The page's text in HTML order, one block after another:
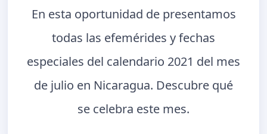
En esta oportunidad de presentamos
todas las efemérides y fechas
especiales del calendario 2021 del mes
de julio en Nicaragua. Descubre qué
se celebra este mes.